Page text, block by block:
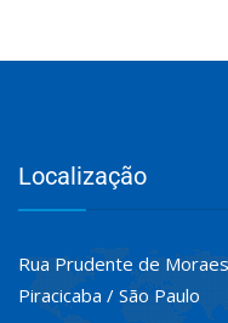
Localização
Rua Prudente de
Piracicaba / São Paulo